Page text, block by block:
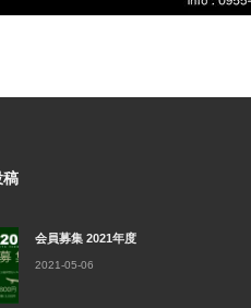
会員募集 2021年度
2021-05-06